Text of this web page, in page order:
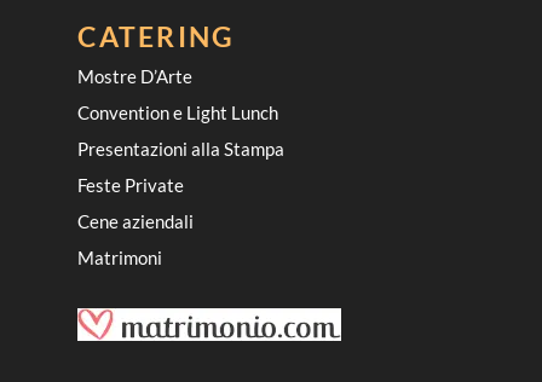
CATERING
Mostre D’Arte
Convention e Light Lunch
Presentazioni alla Stampa
Feste Private
Cene aziendali
Matrimoni